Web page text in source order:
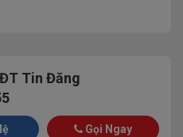
Tin Đăng
Gọi Ngay